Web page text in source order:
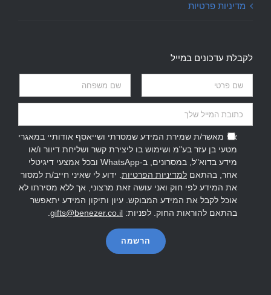
מדיניות פרטיות
לקבלת עדכונים במייל
אני מאשר/ת שמירת המידע שמסרתי ושייאסף אודותיי במאגרי
מטעי בן עזר בע"מ ושימוש בו ליצירת קשר ושליחת דיוור ו/או
מידע בדוא"ל, במסרונים, ב-WhatsApp ובכל אמצעי דיגיטלי
אחר, בהתאם למדיניות הפרטיות . ידוע לי שאיני חייב/ת למסור
את המידע לפי חוק ואני עושה זאת מרצוני, אך ללא מסירתו לא
אוכל לקבל את המידע המבוקש. עיון ותיקון המידע יתאפשר
בהתאם להוראות החוק. לפניות: gifts@benezer.co.il